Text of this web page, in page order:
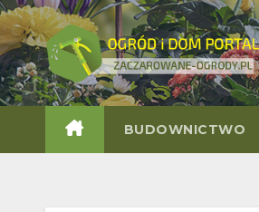
Skip
to
content
BUDOWNICTWO